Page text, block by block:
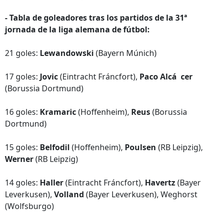
- Tabla de goleadores tras los partidos de la 31ª
jornada de la liga alemana de fútbol:
21 goles: Lewandowski (Bayern Múnich)
17 goles: Jovic(Eintracht Fráncfort), PacoAlcá cer
(Borussia Dortmund)
16 goles: Kramaric(Hoffenheim), Reus(Borussia
Dortmund)
15 goles: Belfodil (Hoffenheim), Poulsen (RB Leipzig),
Werner(RB Leipzig)
14 goles: Haller(Eintracht Fráncfort), Havertz(Bayer
Leverkusen), Volland (Bayer Leverkusen), Weghorst
(Wolfsburgo)